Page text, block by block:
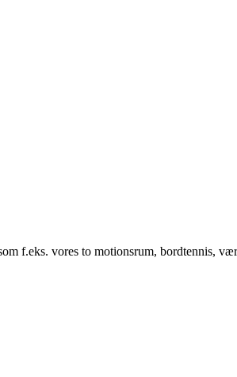
f.eks. vores to motionsrum, bordtennis,